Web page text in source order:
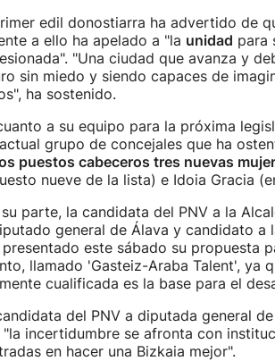
edil donostiarra ha advertido de
a ello ha apelado a "la unidad para
"Una ciudad que avanza y
sin miedo y siendo capaces de
ha sostenido.
a su equipo para la próxima
grupo de concejales que ha
puestos cabeceros tres nuevas
nueve de la lista) e Idoia Gracia
parte, la candidata del PNV a la
general de Álava y candidato a
presentado este sábado su propuesta
llamado 'Gasteiz-Araba Talent', ya
cualificada es la base para el
del PNV a diputada general
"la incertidumbre se afronta con
en hacer una Bizkaia mejor".